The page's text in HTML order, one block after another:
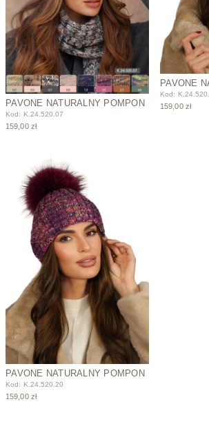
PAVONE NATURALNY POMPON
Kod: K.24.520.07
159,00 zł
PAVONE
Kod:
159,00 zł
PAVONE NATURALNY POMPON
Kod: K.24.520.20
159,00 zł